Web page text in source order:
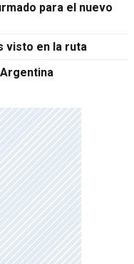
para el nuevo
visto en la ruta